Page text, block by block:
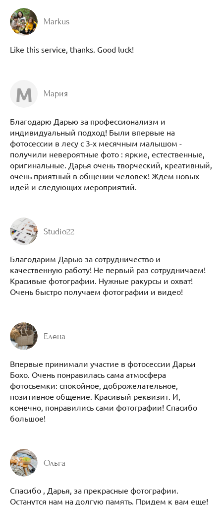
Markus
Like this service, thanks. Good luck!
М Мария
Благодарю Дарью за профессионализм и
индивидуальный подход! Были впервые на
фотосессии в лесу с 3-х месячным малышом -
получили невероятные фото : яркие, естественные,
оригинальные. Дарья очень творческий, креативный,
очень приятный в общении человек! Ждем новых
идей и следующих мероприятий.
Studio22
Благодарим Дарью за сотрудничество и
качественную работу! Не первый раз сотрудничаем!
Красивые фотографии. Нужные ракурсы и охват!
Очень быстро получаем фотографии и видео!
Елена
Впервые принимали участие в фотосессии Дарьи
Бохо. Очень понравилась сама атмосфера
фотосьемки: спокойное, доброжелательное,
позитивное общение. Красивый реквизит. И,
конечно, понравились сами фотографии! Спасибо
большое!
Ольга
Спасибо , Дарья, за прекрасные фотографии.
Останутся нам на долгую память. Придем к вам еще!